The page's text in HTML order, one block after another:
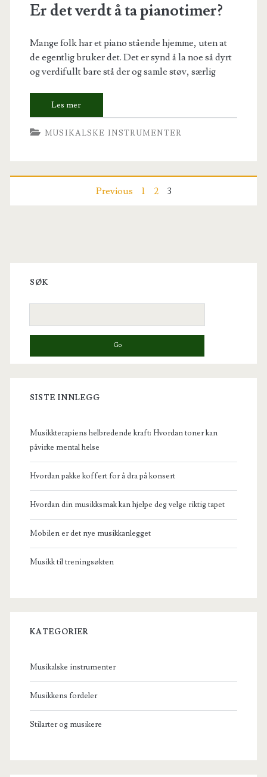
Er det verdt å ta pianotimer?
Mange folk har et piano stående hjemme, uten at
de egentlig bruker det. Det er synd å la noe så dyrt
og verdifullt bare stå der og samle støv, særlig
MUSIKALSKE INSTRUMENTER
Previous 1 2 3
Sidebar
SØK
for:
SISTE INNLEGG
Musikkterapiens helbredende kraft: Hvordan toner kan
påvirke mental helse
Hvordan pakke koffert for å dra på konsert
Hvordan din musikksmak kan hjelpe deg velge riktig tapet
Mobilen er det nye musikkanlegget
Musikk til treningsøkten
KATEGORIER
Musikalske instrumenter
Musikkens fordeler
Stilarter og musikere